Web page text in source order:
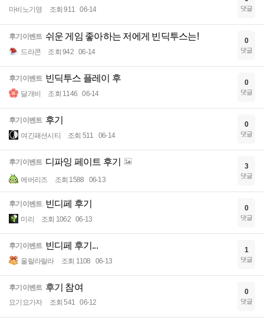
마비노기영 조회 911 06-14 댓글
후기이벤트 쉬운 게임 좋아하는 저에게 빈딕투스는!
드라콘 조회 942 06-14
0
댓글
후기이벤트 빈딕투스 플레이 후
달개비 조회 1146 06-14
0
댓글
후기이벤트 후기
여긴패션시티 조회 511 06-14
0
댓글
후기이벤트 디파잉 페이트 후기
에버리즈 조회 1588 06-13
3
댓글
후기이벤트 빈디페 후기
미리 조회 1062 06-13
0
댓글
후기이벤트 빈디페 후기...
울랄라랄라 조회 1108 06-13
1
댓글
후기이벤트 후기 참여
요기요가자 조회 541 06-12
0
댓글